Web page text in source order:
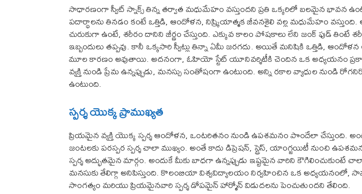
సాధారణంగా స్వీట్‌ స్నాక్స్‌ తిన్న తర్వాత మధుమేహం వస్తుందని ప్రతి ఒక్కరిలో బలమైన భావన
పదార్థాలను తినడం కంటే ఒత్తిడి, ఆందోళన, నిష్క్రియాత్మక జీవనశైలి వల్ల మధుమేహం
చురుకుగా ఉంటే, శరీరం దానిని జీర్ణం చేస్తుంది. ఎక్కువ కాలం పోషకాలు లేని జంక్ ఫుడ్ తింటే
ఇబ్బందులు తప్పవు. కానీ ఒక్కసారి స్వీట్లు తిన్నా ఏమీ జరగదు. అయితే మనిషికి ఒత్తిడి,
మూల కారణం అవుతాయి. అదనంగా, ఓహియో స్టేట్ యూనివర్శిటీకి చెందిన ఒక అధ్యయనం
వ్యక్తి నుండి ప్రేమ ఉన్నప్పుడు, మనస్సు సంతోషంగా ఉంటుంది. అన్ని రకాల వ్యాధుల నుండి
ఉంటుంది.
స్పర్శ యొక్క ప్రాముఖ్యత
ప్రియమైన వ్యక్తి యొక్క స్పర్శ ఆందోళన, ఒంటరితనం నుండి ఉపశమనం పొందేలా చేస్తుంది.
జంటలకు పరస్పర స్పర్శ చాలా ముఖ్యం. అంతే కాదు డిప్రెషన్, స్ట్రెస్, యాంగ్జయిటీ నుంచి
స్పర్శ అద్భుతమైన మార్గం. అందుకే మీకు బాధగా ఉన్నప్పుడు ఇష్టమైన వారిని
మనసుకు తేలిగ్గా అనిపిస్తుంది. కొలంబియా విశ్వవిద్యాలయం నిర్వహించిన ఒక అధ్యయనంలో,
సాంగత్యం మరియు ప్రియమైనవారి స్పర్శ డోపమైన్ హార్మోన్ విడుదలను పెంచుతుందని తేలింది.